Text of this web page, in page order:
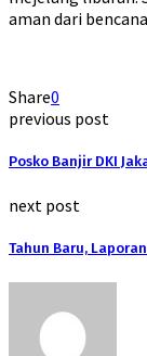
aman dari
Share0
previous post
Posko Banjir DKI
next post
Tahun Baru,